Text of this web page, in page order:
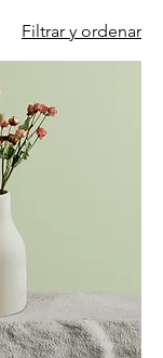
Filtrar y ordenar